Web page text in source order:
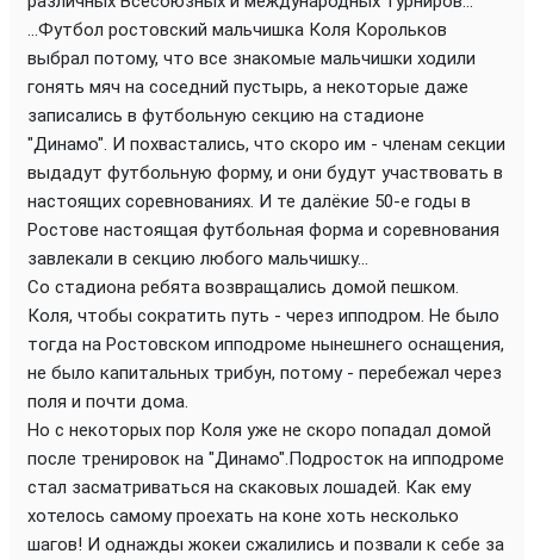
...Футбол ростовский мальчишка Коля Корольков
выбрал потому, что все знакомые мальчишки ходили
гонять мяч на соседний пустырь, а некоторые даже
записались в футбольную секцию на стадионе
"Динамо". И похвастались, что скоро им - членам секции
выдадут футбольную форму, и они будут участвовать в
настоящих соревнованиях. И те далёкие 50-е годы в
Ростове настоящая футбольная форма и соревнования
завлекали в секцию любого мальчишку...
Со стадиона ребята возвращались домой пешком.
Коля, чтобы сократить путь - через ипподром. Не было
тогда на Ростовском ипподроме нынешнего оснащения,
не было капитальных трибун, потому - перебежал через
поля и почти дома.
Но с некоторых пор Коля уже не скоро попадал домой
после тренировок на "Динамо".Подросток на ипподроме
стал засматриваться на скаковых лошадей. Как ему
хотелось самому проехать на коне хоть несколько
шагов! И однажды жокеи сжалились и позвали к себе за